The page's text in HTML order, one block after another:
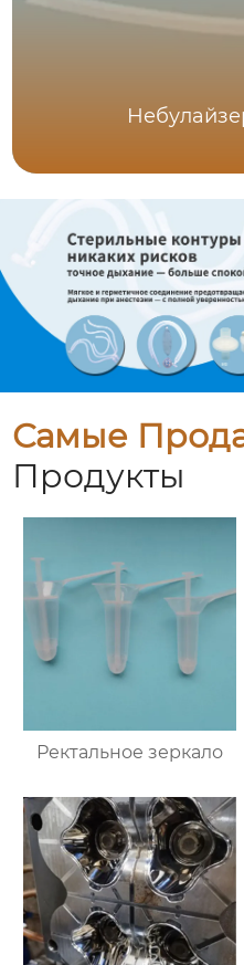
Самые
Продукты
Ректальное зеркало